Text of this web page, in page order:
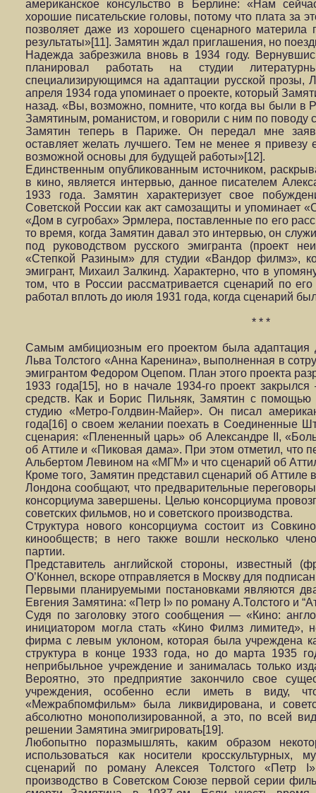
американское консульство в Берлине: «Нам
хорошие писательские головы, потому что плата за
позволяет даже из хорошего сценарного
результаты»[11]. Замятин ждал приглашения, но
Надежда забрезжила вновь в 1934 году.
планировал работать на студии
специализирующимся на адаптации русской
апреля 1934 года упоминает о проекте, который
назад. «Вы, возможно, помните, что когда вы были в
Замятиным, романистом, и говорили с ним по поводу
Замятин теперь в Париже. Он передал мне
оставляет желать лучшего. Тем не менее я привезу
возможной основы для будущей работы»[12].
Единственным опубликованным источником,
в кино, является интервью, данное писателем
1933 года. Замятин характеризует свое
Советской России как акт самозащиты и упоминает
«Дом в сугробах» Эрмлера, поставленные по его
то время, когда Замятин давал это интервью, он
под руководством русского эмигранта (проект
«Степкой Разиным» для студии «Вандор филмз»,
эмигрант, Михаил Залкинд. Характерно, что в
том, что в России рассматривается сценарий по
работал вплоть до июля 1931 года, когда сценарий
* * *
Самым амбициозным его проектом была адаптация
Льва Толстого «Анна Каренина», выполненная в
эмигрантом Федором Оцепом. План этого проекта
1933 года[15], но в начале 1934-го проект
средств. Как и Борис Пильняк, Замятин с помощью
студию «Метро-Голдвин-Майер». Он писал
года[16] о своем желании поехать в Соединенные
сценария: «Плененный царь» об Александре II,
об Аттиле и «Пиковая дама». При этом отметил, что
Альбертом Левином на «МГМ» и что сценарий об
Кроме того, Замятин представил сценарий об Аттиле
Лондона сообщают, что предварительные переговоры
консорциума завершены. Целью консорциума
советских фильмов, но и советского производства.
Структура нового консорциума состоит из
кинообществ; в него также вошли несколько
партии.
Представитель английской стороны, известный
О’Коннел, вскоре отправляется в Москву для
Первыми планируемыми постановками являются
Евгения Замятина: «Петр I» по роману А.Толстого и
Судя по заголовку этого сообщения — «Кино:
инициатором могла стать «Кино Филмз лимитед»,
фирма с левым уклоном, которая была учреждена
структура в конце 1933 года, но до марта 1935
неприбыльное учреждение и занималась только
Вероятно, это предприятие закончило свое
учреждения, особенно если иметь в виду,
«Межрабпомфильм» была ликвидирована, и
абсолютно монополизированной, а это, по всей
решении Замятина эмигрировать[19].
Любопытно поразмышлять, каким образом
использоваться как носители кросскультурных,
сценарий по роману Алексея Толстого «Петр
производство в Советском Союзе первой серии